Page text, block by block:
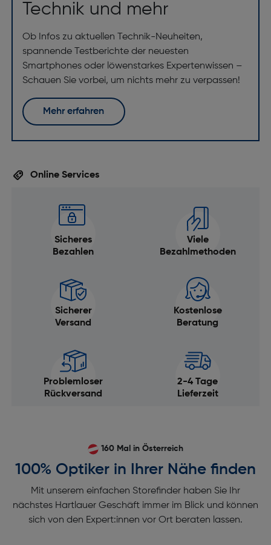
Technik und mehr
Ob Infos zu aktuellen Technik-Neuheiten,
spannende Testberichte der neuesten
Smartphones oder löwenstarkes Expertenwissen –
Schauen Sie vorbei, um nichts mehr zu verpassen!
Mehr erfahren
Online Services
Sicheres
Bezahlen
Viele
Bezahlmethoden
Sicherer
Versand
Kostenlose
Beratung
Problemloser
Rückversand
2-4 Tage
Lieferzeit
160 Mal in Österreich
100% Optiker in Ihrer Nähe finden
Mit unserem einfachen Storefinder haben Sie Ihr
nächstes Hartlauer Geschäft immer im Blick und können
sich von den Expert:innen vor Ort beraten lassen.